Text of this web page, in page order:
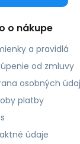
o nákupe
a pravidlá
od zmluvy
osobných
platby
údaje